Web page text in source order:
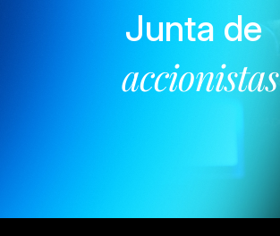
Junta de
accionistas